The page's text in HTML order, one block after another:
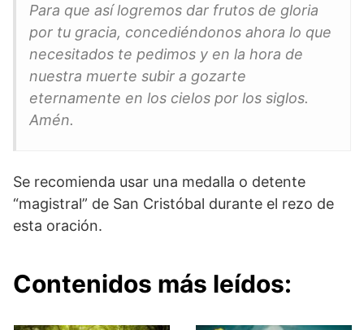
Para que así logremos dar frutos de gloria
por tu gracia, concediéndonos ahora lo que
necesitados te pedimos y en la hora de
nuestra muerte subir a gozarte
eternamente en los cielos por los siglos.
Amén.
Se recomienda usar una medalla o detente
“magistral” de San Cristóbal durante el rezo de
esta oración.
Contenidos más leídos: